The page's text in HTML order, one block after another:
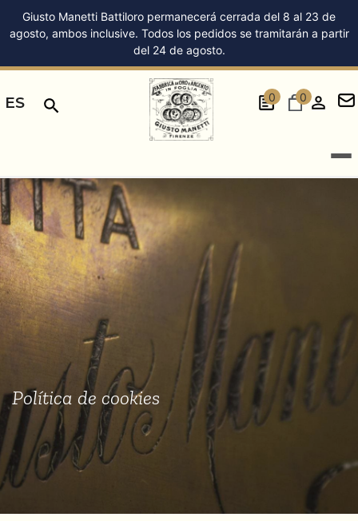
Giusto Manetti Battiloro permanecerá cerrada del 8 al 23 de
agosto, ambos inclusive. Todos los pedidos se tramitarán a partir
del 24 de agosto.
ES 0 0
Política de cookies